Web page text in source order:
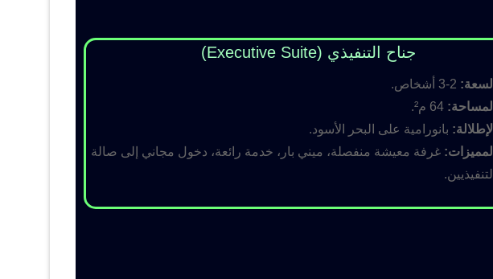
جناح التنفيذي (Executive Suite)
السعة:
المساحة:
الإطلالة: بانورامية على البحر الأسود.
المميزات: غرفة معيشة منفصلة، ميني بار، خدمة رائعة، دخول مجاني إلى صالة
التنفيذيين.